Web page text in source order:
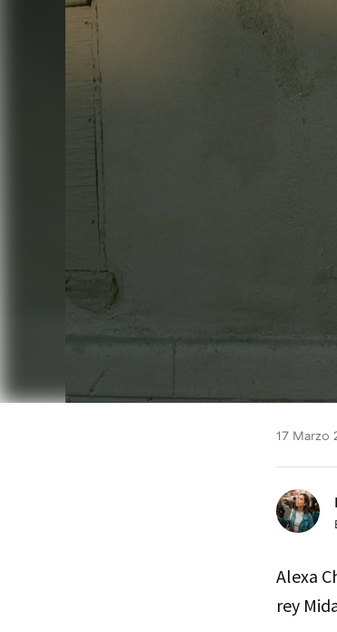
17 Marzo
Alexa
rey